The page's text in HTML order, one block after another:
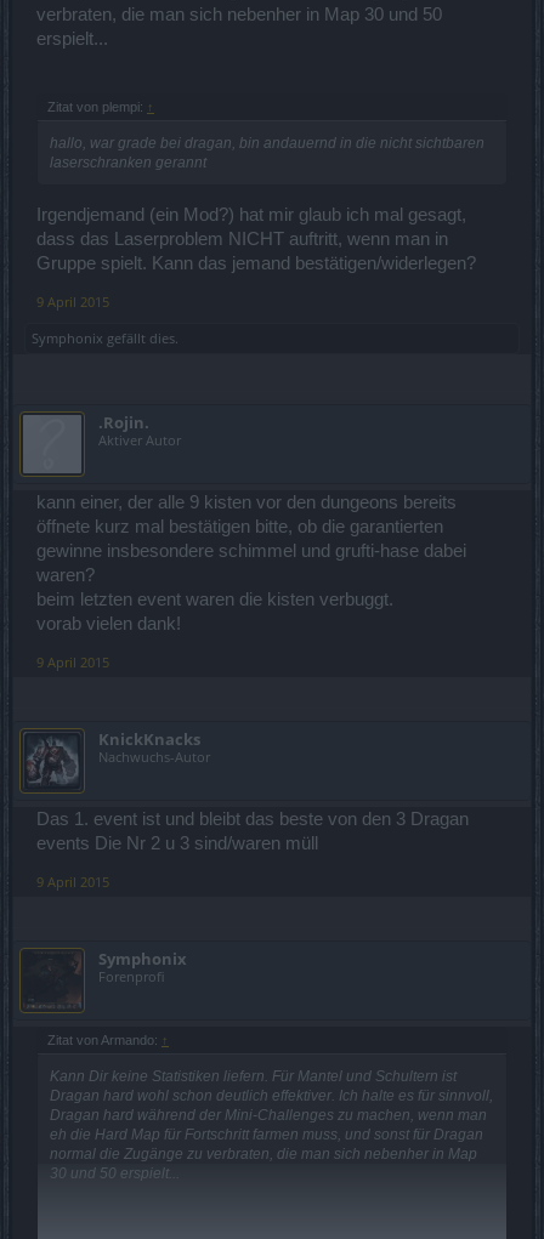
verbraten, die man sich nebenher in Map 30 und 50
erspielt...
Zitat von plempi: ↑
hallo, war grade bei dragan, bin andauernd in die nicht sichtbaren
laserschranken gerannt
Irgendjemand (ein Mod?) hat mir glaub ich mal gesagt,
dass das Laserproblem NICHT auftritt, wenn man in
Gruppe spielt. Kann das jemand bestätigen/widerlegen?
9 April 2015
Symphonix gefällt dies.
.Rojin.
Aktiver Autor
kann einer, der alle 9 kisten vor den dungeons bereits
öffnete kurz mal bestätigen bitte, ob die garantierten
gewinne insbesondere schimmel und grufti-hase dabei
waren?
beim letzten event waren die kisten verbuggt.
vorab vielen dank!
9 April 2015
KnickKnacks
Nachwuchs-Autor
Das 1. event ist und bleibt das beste von den 3 Dragan
events Die Nr 2 u 3 sind/waren müll
9 April 2015
Symphonix
Forenprofi
Zitat von Armando: ↑
Kann Dir keine Statistiken liefern. Für Mantel und Schultern ist
Dragan hard wohl schon deutlich effektiver. Ich halte es für sinnvoll,
Dragan hard während der Mini-Challenges zu machen, wenn man
eh die Hard Map für Fortschritt farmen muss, und sonst für Dragan
normal die Zugänge zu verbraten, die man sich nebenher in Map
30 und 50 erspielt...